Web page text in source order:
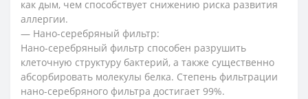
как дым, чем способствует снижению риска развития
аллергии.
— Нано-серебряный фильтр:
Нано-серебряный фильтр способен разрушить
клеточную структуру бактерий, а также существенно
абсорбировать молекулы белка. Степень фильтрации
нано-серебряного фильтра достигает 99%.